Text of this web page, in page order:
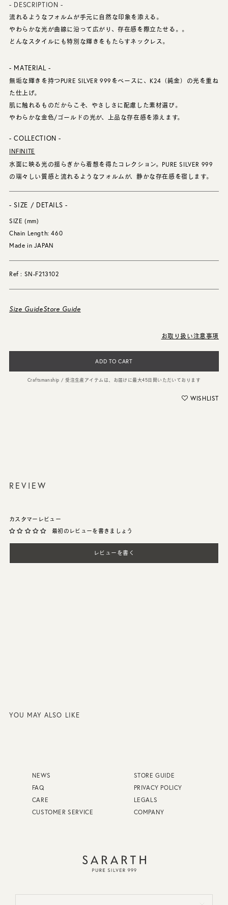
- DESCRIPTION -
流れるようなフォルムが手元に自然な印象を添える。
やわらかな光が曲線に沿って広がり、存在感を際立たせる。。
どんなスタイルにも特別な輝きをもたらすネックレス。
- MATERIAL -
無垢な輝きを持つPURE SILVER 999をベースに、K24（純金）の光を重ね
た仕上げ。
肌に触れるものだからこそ、やさしさに配慮した素材選び。
やわらかな金色/ゴールドの光が、上品な存在感を添えます。
- COLLECTION -
INFINITE
水面に映る光の揺らぎから着想を得たコレクション。PURE SILVER 999
の瑞々しい質感と流れるようなフォルムが、静かな存在感を宿します。
- SIZE / DETAILS -
SIZE (mm)
Chain Length: 460
Made in JAPAN
Ref : SN-F213102
Size GuideStore Guide
お取り扱い注意事項
ADD TO CART
Craftsmanship / 受注生産アイテムは、お届けに最大45日間いただいております
WISHLIST
REVIEW
カスタマーレビュー
最初のレビューを書きましょう
レビューを書く
YOU MAY ALSO LIKE
NEWS
STORE GUIDE
FAQ
PRIVACY POLICY
CARE
LEGALS
CUSTOMER SERVICE
COMPANY